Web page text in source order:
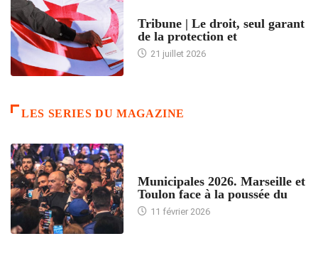
Tribune | Le droit, seul garant
de la protection et
21 juillet 2026
LES SERIES DU MAGAZINE
Municipales 2026. Marseille et
Toulon face à la poussée du
11 février 2026